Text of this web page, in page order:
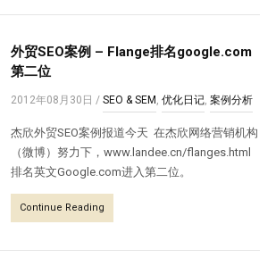
外贸SEO案例 – Flange排名google.com
第二位
2012年08月30日 /SEO & SEM ,优化日记,案例分析
杰欣外贸SEO案例报道今天 在杰欣网络营销机构
（微博）努力下，www.landee.cn/flanges.html
排名英文Google.com进入第二位。
Continue Reading